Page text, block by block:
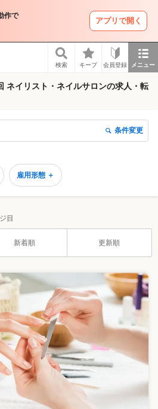
作で
アプリで開く
検索 キープ 会員登録 メニュー
ネイリスト・ネイルサロンの求人・転
条件変更
雇用形態 ＋
目
新着順 更新順